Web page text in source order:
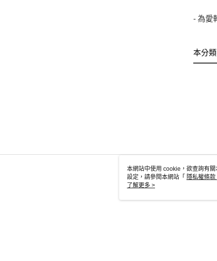
- 為愛
本分
本網站中使用 cookie，欲查詢有
設定，請參閱本網站「 隱私權條款
使用 cookie。
了解更多 >